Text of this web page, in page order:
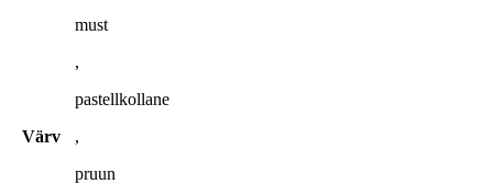
Värv
must
,
pastellkollane
,
pruun